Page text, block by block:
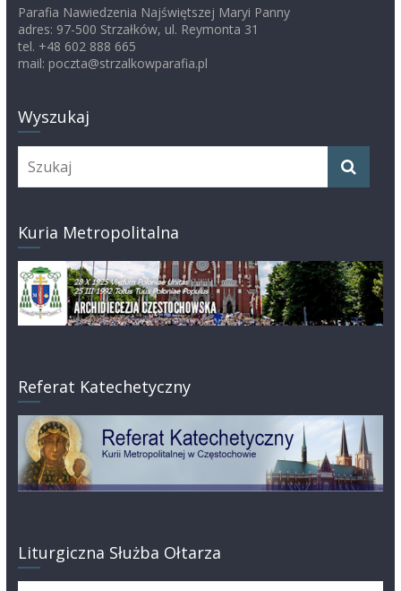
Parafia Nawiedzenia Najświętszej Maryi Panny
adres: 97-500 Strzałków, ul. Reymonta 31
tel. +48 602 888 665
mail: poczta@strzalkowparafia.pl
Wyszukaj
Kuria Metropolitalna
Referat Katechetyczny
Liturgiczna Służba Ołtarza